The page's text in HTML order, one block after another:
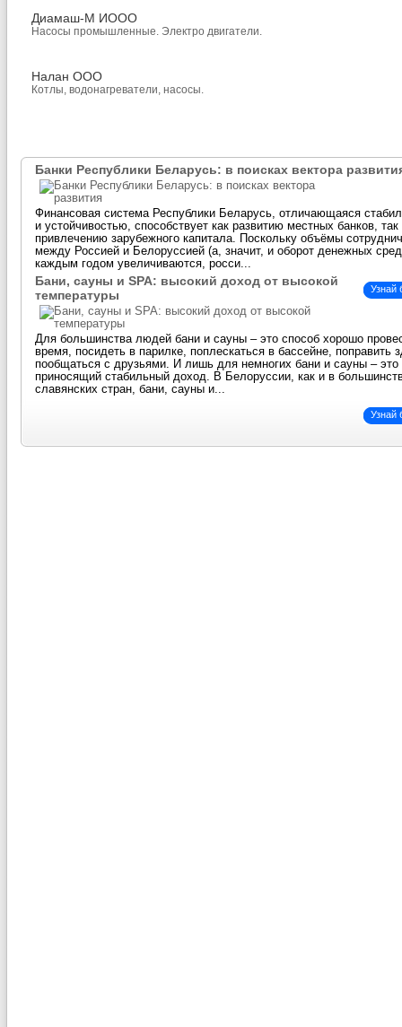
Диамаш-М ИООО
Насосы промышленные. Электро двигатели.
Налан ООО
Котлы, водонагреватели, насосы.
Банки Республики Беларусь: в поисках вектора
Финансовая система Республики Беларусь, отличающаяся
и устойчивостью, способствует как развитию местных банков, так
привлечению зарубежного капитала. Поскольку объёмы
между Россией и Белоруссией (а, значит, и оборот денежных
каждым годом увеличиваются, росси...
Узнай
Бани, сауны и SPA: высокий доход от высокой
температуры
Для большинства людей бани и сауны – это способ хорошо
время, посидеть в парилке, поплескаться в бассейне, поправить
пообщаться с друзьями. И лишь для немногих бани и сауны – это
приносящий стабильный доход. В Белоруссии, как и в
славянских стран, бани, сауны и...
Узнай